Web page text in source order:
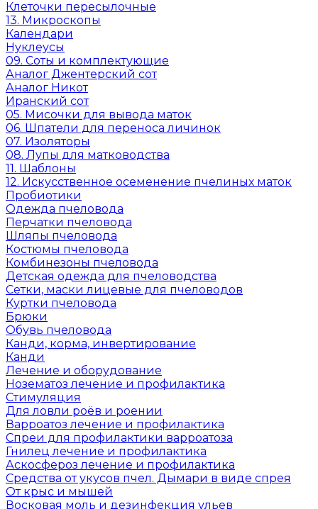
Клеточки пересылочные
13. Микроскопы
Календари
Нуклеусы
09. Соты и комплектующие
Аналог Джентерский сот
Аналог Никот
Иранский сот
05. Мисочки для вывода маток
06. Шпатели для переноса личинок
07. Изоляторы
08. Лупы для матководства
11. Шаблоны
12. Искусственное осеменение пчелиных маток
Пробиотики
Одежда пчеловода
Перчатки пчеловода
Шляпы пчеловода
Костюмы пчеловода
Комбинезоны пчеловода
Детская одежда для пчеловодства
Сетки, маски лицевые для пчеловодов
Куртки пчеловода
Брюки
Обувь пчеловода
Канди, корма, инвертирование
Канди
Лечение и оборудование
Нозематоз лечение и профилактика
Стимуляция
Для ловли роёв и роении
Варроатоз лечение и профилактика
Спреи для профилактики варроатоза
Гнилец лечение и профилактика
Аскосфероз лечение и профилактика
Средства от укусов пчел. Дымари в виде спрея
От крыс и мышей
Восковая моль и дезинфекция ульев